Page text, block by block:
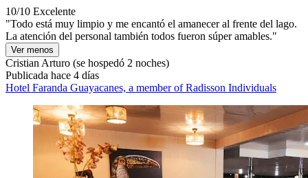
10/10 Excelente
"Todo está muy limpio y me encantó el amanecer al frente del lago.
La atención del personal también todos fueron súper amables."
Ver menos
Cristian Arturo (se hospedó 2 noches)
Publicada hace 4 días
Hotel Faranda Guayacanes, a member of Radisson Individuals